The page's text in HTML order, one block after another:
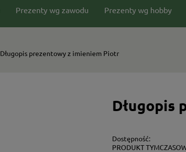
Prezenty wg zawodu Prezenty wg hobby
Długopis prezentowy z imieniem Piotr
Długopis
Dostępność:
PRODUKT